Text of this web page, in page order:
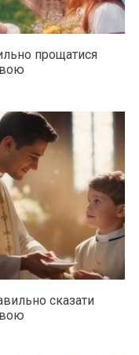
прощатися
сказати